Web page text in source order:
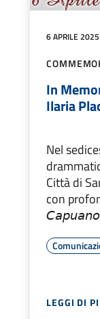
6 APRILE 2025
In
Ilaria
Nel
Città di
con
𝘊𝘢𝘱𝘶𝘢𝘯𝘰
LEGGI DI